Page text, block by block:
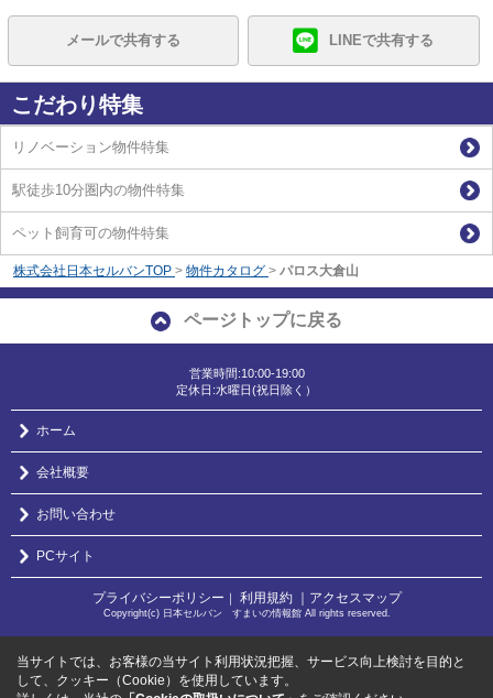
メールで共有する LINEで共有する
こだわり特集
リノベーション物件特集
駅徒歩10分圏内の物件特集
ペット飼育可の物件特集
株式会社日本セルバンTOP > 物件カタログ > パロス大倉山
ページトップに戻る
営業時間:10:00-19:00
定休日:水曜日(祝日除く）
ホーム
会社概要
お問い合わせ
PCサイト
プライバシーポリシー ｜ 利用規約 ｜アクセスマップ
Copyright(c) 日本セルバン すまいの情報館 All rights reserved.
当サイトでは、お客様の当サイト利用状況把握、サービス向上検討を目的と
して、クッキー（Cookie）を使用しています。